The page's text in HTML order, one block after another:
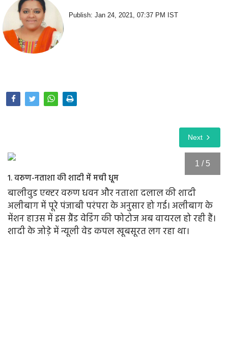
Health & Lifestyle
Photo Gallery
Publish: Jan 24, 2021, 07:37 PM IST
Next
1 / 5
1. वरुण-नताशा की शादी में मची धूम
बालीवुड एक्टर वरुण धवन और नताशा दलाल की शादी
अलीबाग में पूरे पंजाबी परंपरा के अनुसार हो गई। अलीबाग के
मेंशन हाउस में इस ग्रैंड वेडिंग की फोटोज अब वायरल हो रही हैं।
शादी के जोड़े में न्यूली वेड कपल खूबसूरत लग रहा था।